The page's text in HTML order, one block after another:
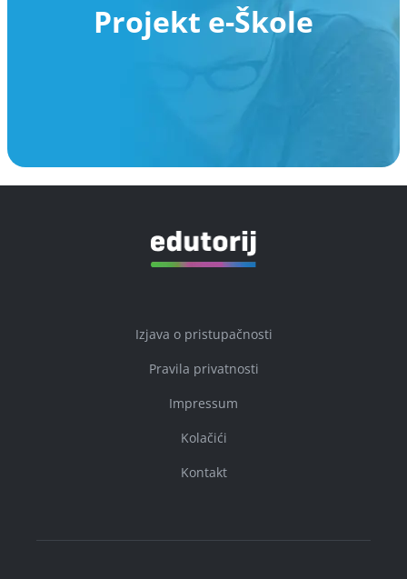
Projekt e-Škole
Izjava o pristupačnosti
Pravila privatnosti
Impressum
Kolačići
Kontakt